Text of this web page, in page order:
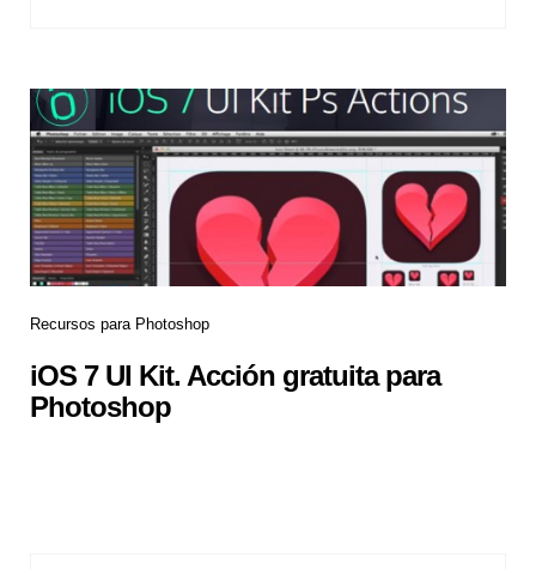
Recursos para Photoshop
iOS 7 UI Kit. Acción gratuita para
Photoshop